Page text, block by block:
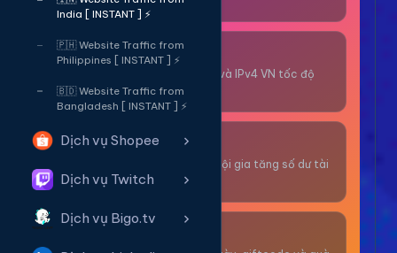
India [ INSTANT ] ⚡
🇵🇭 Website Traffic from
Philippines [ INSTANT ] ⚡
🇧🇩 Website Traffic from
Bangladesh [ INSTANT ] ⚡
Dịch vụ Shopee
Dịch vụ Twitch
Dịch vụ Bigo.tv
Thuê Proxy
Proxy dân cư xoay và IPv4 VN tốc độ
cao.
Giải Trí
Thư giãn và có cơ hội gia tăng số dư tài
khoản.